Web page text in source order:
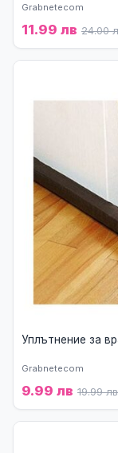
Grabnetecom
11.99 лв 24.00
Уплътнение за
Grabnetecom
9.99 лв 19.99 лв